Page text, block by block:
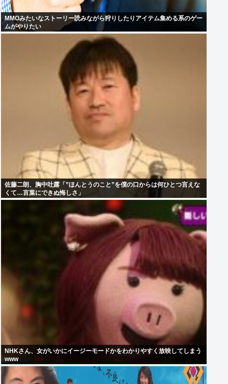
MMOみたいなストーリー読みながら狩りしたりアイテム集める系のゲー
ムがやりたい
佐藤二朗、胸中吐露「”ほんとうのこと”を僕の口からは何ひとつ言えな
くて…言葉にできぬ悔しさ」
NHKさん、女がいかにイージーモードかをわかりやすく放映してしまう
www